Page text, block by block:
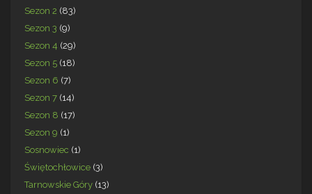
Sezon 2 (83)
Sezon 3 (9)
Sezon 4 (29)
Sezon 5 (18)
Sezon 6 (7)
Sezon 7 (14)
Sezon 8 (17)
Sezon 9 (1)
Sosnowiec (1)
Świętochłowice (3)
Tarnowskie Góry (13)